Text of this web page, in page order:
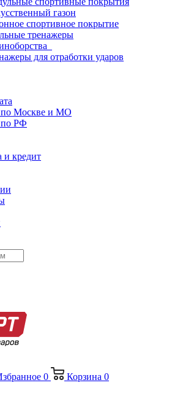
газон
спортивное покрытие
тренажеры
для отработки ударов
по Москве и МО
по РФ
и кредит
0 Корзина 0